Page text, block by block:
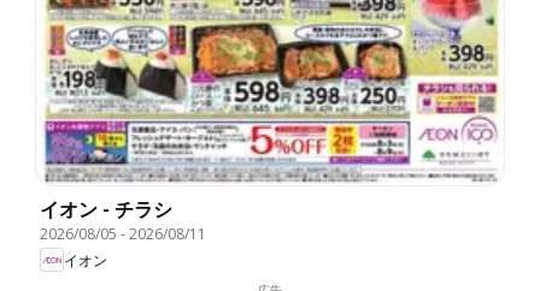
イオン - チラシ
2026/08/05 -2026/08/11
イオン